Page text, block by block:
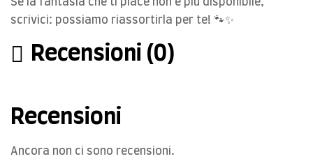
Se la fantasia che ti piace non è più disponibile,
scrivici: possiamo riassortirla per te! 🐾✨
Recensioni (0)
Recensioni
Ancora non ci sono recensioni.